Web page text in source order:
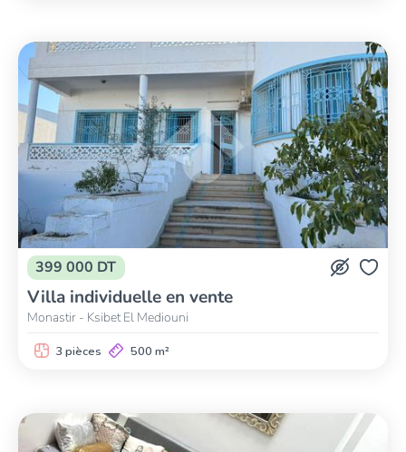
399 000 DT
Villa individuelle en vente
Monastir - Ksibet El Mediouni
3 pièces 500 m²